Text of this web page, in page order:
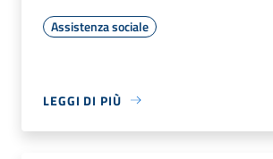
Assistenza sociale
LEGGI DI PIÙ